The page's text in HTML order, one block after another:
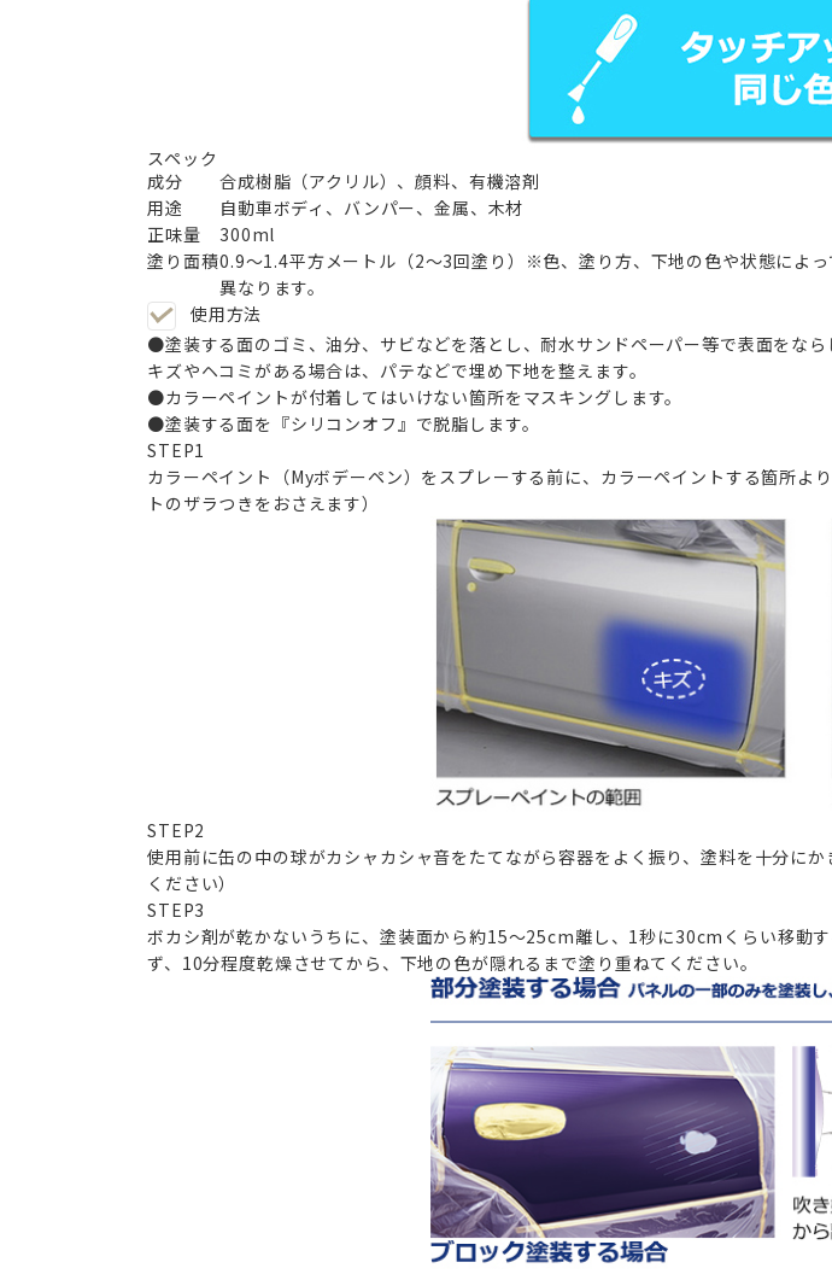
スペック
成分
合成樹脂（アクリル）、顔料、有機溶剤
用途
自動車ボディ、バンパー、金属、木材
正味量
300ml
塗り面積0.9～1.4平方メートル（2～3回塗り）※色、塗り方、下地の色や状態によっ
異なります。
使用方法
●塗装する面のゴミ、油分、サビなどを落とし、耐水サンドペーパー等で表面をなら
キズやヘコミがある場合は、パテなどで埋め下地を整えます。
●カラーペイントが付着してはいけない箇所をマスキングします。
●塗装する面を『シリコンオフ』で脱脂します。
STEP1
カラーペイント（Myボデーペン）をスプレーする前に、カラーペイントする箇所よ
トのザラつきをおさえます）
STEP2
使用前に缶の中の球がカシャカシャ音をたてながら容器をよく振り、塗料を十分に
ください）
STEP3
ボカシ剤が乾かないうちに、塗装面から約15～25cm離し、1秒に30cmくらい移動
ず、10分程度乾燥させてから、下地の色が隠れるまで塗り重ねてください。